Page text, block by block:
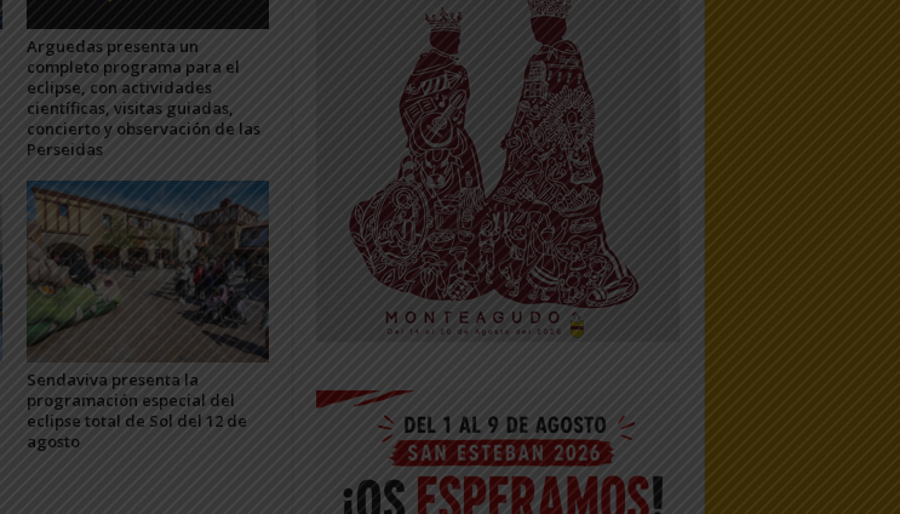
Arguedas presenta un
completo programa para el
eclipse, con actividades
científicas, visitas guiadas,
concierto y observación de las
Perseidas
Sendaviva presenta la
programación especial del
eclipse total de Sol del 12 de
agosto